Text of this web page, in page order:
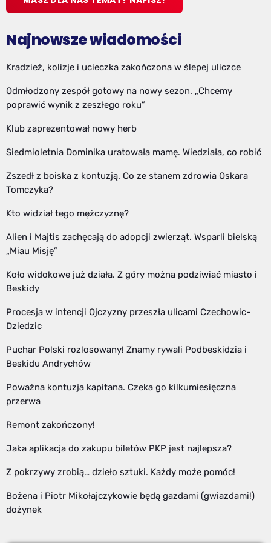
Najnowsze wiadomości
Kradzież, kolizje i ucieczka zakończona w ślepej uliczce
Odmłodzony zespół gotowy na nowy sezon. „Chcemy
poprawić wynik z zeszłego roku”
Klub zaprezentował nowy herb
Siedmioletnia Dominika uratowała mamę. Wiedziała, co robić
Zszedł z boiska z kontuzją. Co ze stanem zdrowia Oskara
Tomczyka?
Kto widział tego mężczyznę?
Alien i Majtis zachęcają do adopcji zwierząt. Wsparli bielską
„Miau Misję”
Koło widokowe już działa. Z góry można podziwiać miasto i
Beskidy
Procesja w intencji Ojczyzny przeszła ulicami Czechowic-
Dziedzic
Puchar Polski rozlosowany! Znamy rywali Podbeskidzia i
Beskidu Andrychów
Poważna kontuzja kapitana. Czeka go kilkumiesięczna
przerwa
Remont zakończony!
Jaka aplikacja do zakupu biletów PKP jest najlepsza?
Z pokrzywy zrobią… dzieło sztuki. Każdy może pomóc!
Bożena i Piotr Mikołajczykowie będą gazdami (gwiazdami!)
dożynek